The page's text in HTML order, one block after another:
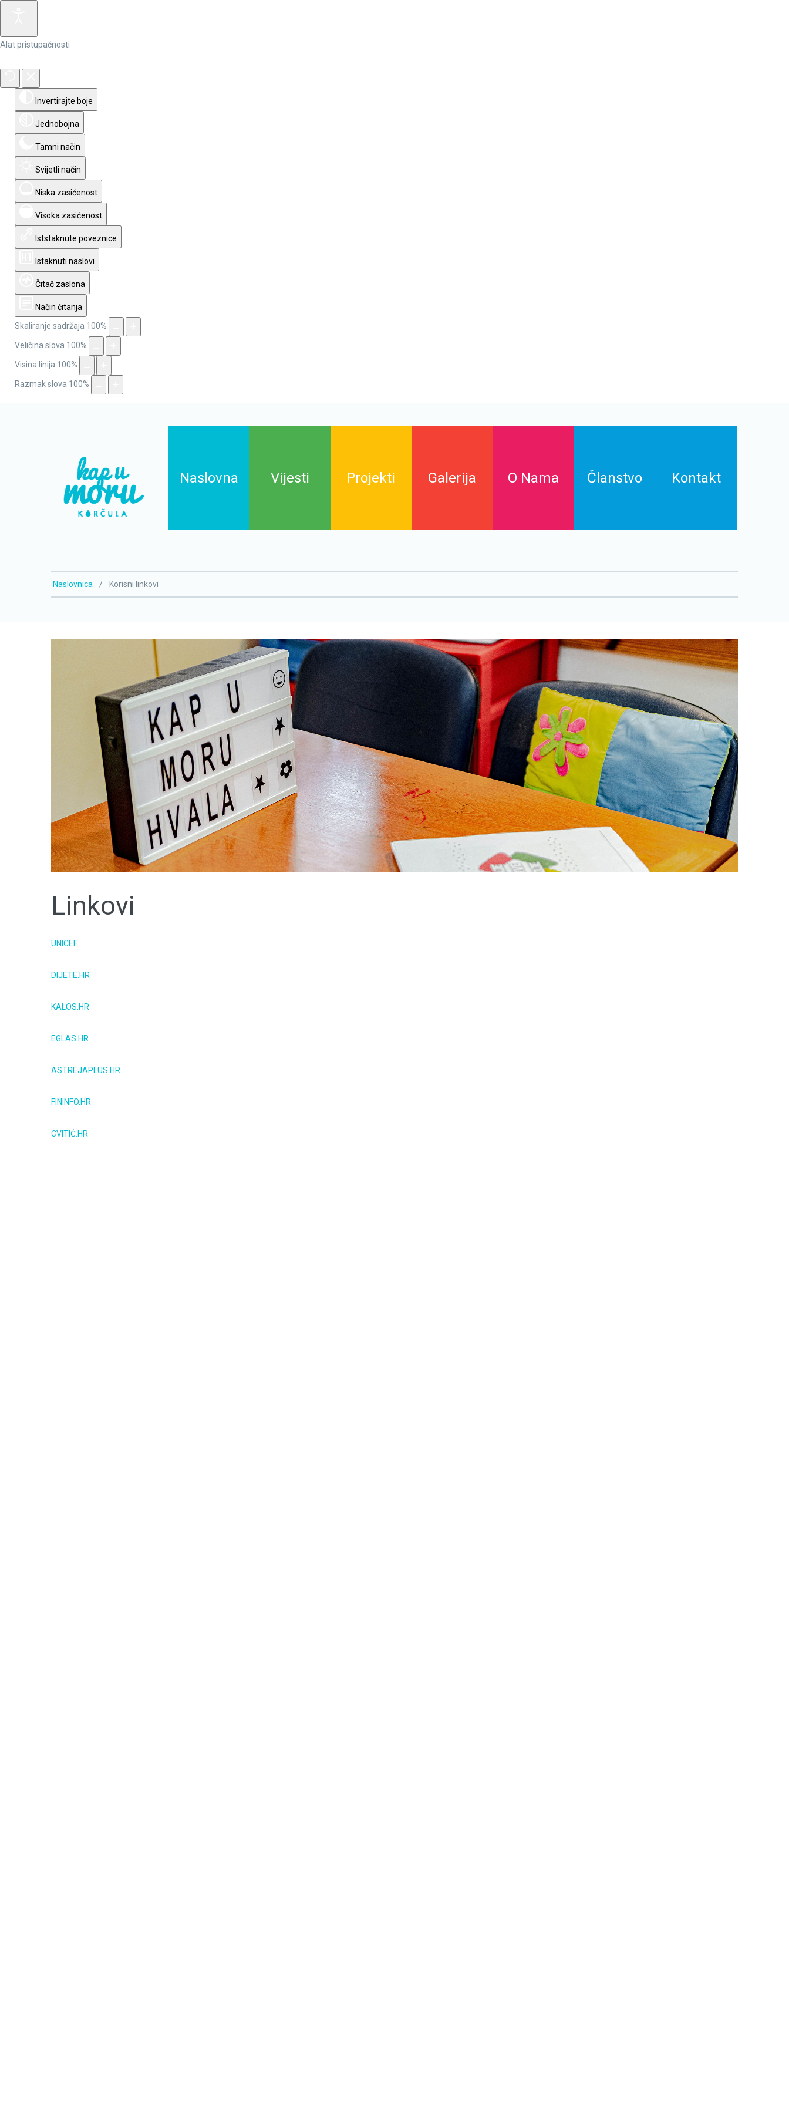
Alat pristupačnosti
Invertirajte boje
Jednobojna
Tamni način
Svijetli način
Niska zasićenost
Visoka zasićenost
Iststaknute poveznice
Istaknuti naslovi
Čitač zaslona
Način čitanja
Skaliranje sadržaja 100%
Veličina slova 100%
Visina linija 100%
Razmak slova 100%
Naslovna Vijesti Projekti Galerija O Nama
Naše usluge
suradnici
Službeni dokumenti
Članstvo Kontakt
Naslovnica Korisni linkovi
Linkovi
UNICEF
DIJETE.HR
KALOS.HR
EGLAS.HR
ASTREJAPLUS.HR
FININFO.HR
CVITIĆ.HR